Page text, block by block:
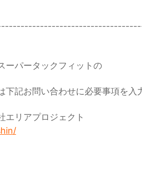
ーパータックフィットの
下記お問い合わせに必要事項を入
エリアプロジェクト